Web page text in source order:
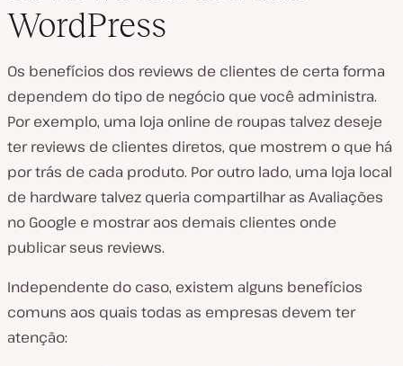
WordPress
Os benefícios dos reviews de clientes de certa forma
dependem do tipo de negócio que você administra.
Por exemplo, uma loja online de roupas talvez deseje
ter reviews de clientes diretos, que mostrem o que há
por trás de cada produto. Por outro lado, uma loja local
de hardware talvez queria compartilhar as Avaliações
no Google e mostrar aos demais clientes onde
publicar seus reviews.
Independente do caso, existem alguns benefícios
comuns aos quais todas as empresas devem ter
atenção: